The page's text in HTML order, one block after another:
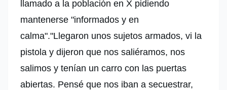
llamado a la población en X pidiendo
mantenerse "informados y en
calma"."Llegaron unos sujetos armados, vi la
pistola y dijeron que nos saliéramos, nos
salimos y tenían un carro con las puertas
abiertas. Pensé que nos iban a secuestrar,